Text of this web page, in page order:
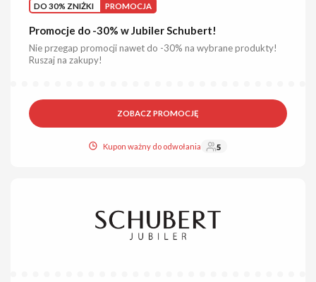
DO 30% ZNIŻKI PROMOCJA
Promocje do -30% w Jubiler Schubert!
Nie przegap promocji nawet do -30% na wybrane produkty!
Ruszaj na zakupy!
ZOBACZ PROMOCJĘ
Kupon ważny do odwołania 5